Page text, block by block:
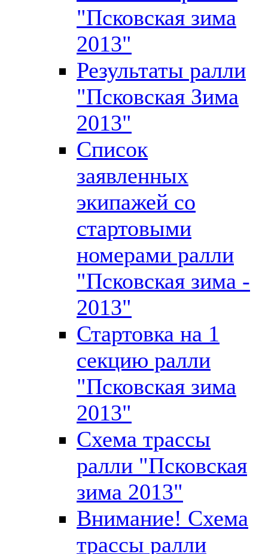
"Псковская зима
2013"
Результаты ралли
"Псковская Зима
2013"
Список
заявленных
экипажей со
стартовыми
номерами ралли
"Псковская зима -
2013"
Стартовка на 1
секцию ралли
"Псковская зима
2013"
Схема трассы
ралли "Псковская
зима 2013"
Внимание! Схема
трассы ралли